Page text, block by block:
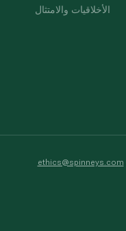
الأخلاقيات والامتثال
ethics@spinneys.com